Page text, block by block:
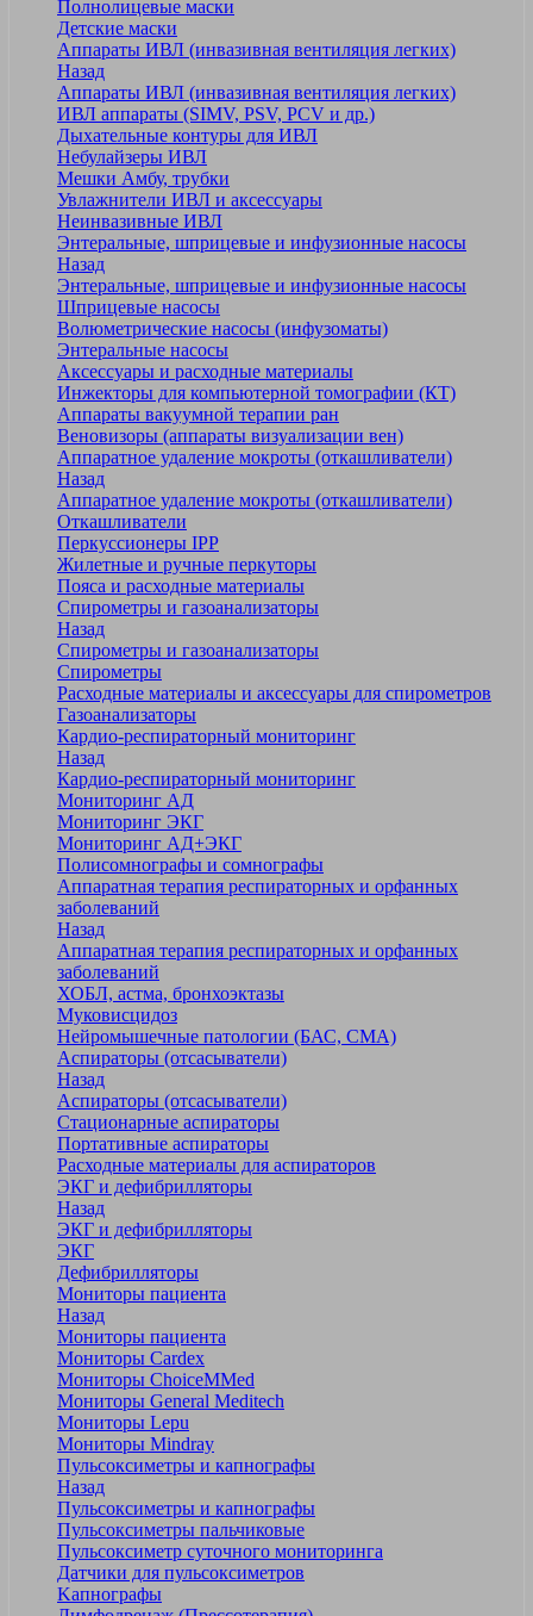
Полнолицевые маски
Детские маски
Аппараты ИВЛ (инвазивная вентиляция легких)
Назад
Аппараты ИВЛ (инвазивная вентиляция легких)
ИВЛ аппараты (SIMV, PSV, PCV и др.)
Дыхательные контуры для ИВЛ
Небулайзеры ИВЛ
Мешки Амбу, трубки
Увлажнители ИВЛ и аксессуары
Неинвазивные ИВЛ
Энтеральные, шприцевые и инфузионные насосы
Назад
Энтеральные, шприцевые и инфузионные насосы
Шприцевые насосы
Волюметрические насосы (инфузоматы)
Энтеральные насосы
Аксессуары и расходные материалы
Инжекторы для компьютерной томографии (КТ)
Аппараты вакуумной терапии ран
Веновизоры (аппараты визуализации вен)
Аппаратное удаление мокроты (откашливатели)
Назад
Аппаратное удаление мокроты (откашливатели)
Откашливатели
Перкуссионеры IPP
Жилетные и ручные перкуторы
Пояса и расходные материалы
Спирометры и газоанализаторы
Назад
Спирометры и газоанализаторы
Спирометры
Расходные материалы и аксессуары для спирометров
Газоанализаторы
Кардио-респираторный мониторинг
Назад
Кардио-респираторный мониторинг
Мониторинг АД
Мониторинг ЭКГ
Мониторинг АД+ЭКГ
Полисомнографы и сомнографы
Аппаратная терапия респираторных и орфанных
заболеваний
Назад
Аппаратная терапия респираторных и орфанных
заболеваний
ХОБЛ, астма, бронхоэктазы
Муковисцидоз
Нейромышечные патологии (БАС, СМА)
Аспираторы (отсасыватели)
Назад
Аспираторы (отсасыватели)
Стационарные аспираторы
Портативные аспираторы
Расходные материалы для аспираторов
ЭКГ и дефибрилляторы
Назад
ЭКГ и дефибрилляторы
ЭКГ
Дефибрилляторы
Мониторы пациента
Назад
Мониторы пациента
Мониторы Cardex
Мониторы ChoiceMMed
Мониторы General Meditech
Мониторы Lepu
Мониторы Mindray
Пульсоксиметры и капнографы
Назад
Пульсоксиметры и капнографы
Пульсоксиметры пальчиковые
Пульсоксиметр суточного мониторинга
Датчики для пульсоксиметров
Kапнографы